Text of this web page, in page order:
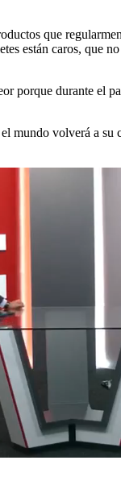
que
están caros,
porque durante el
mundo volverá a